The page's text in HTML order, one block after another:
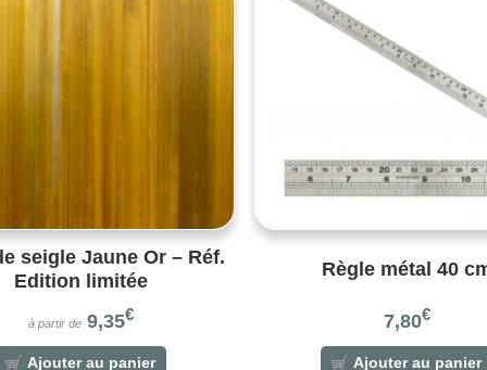
seigle Jaune Or – Réf.
Edition limitée
à partir de9,35€
Ajouter au panier
Règle métal 40
7,80€
Ajouter au panier